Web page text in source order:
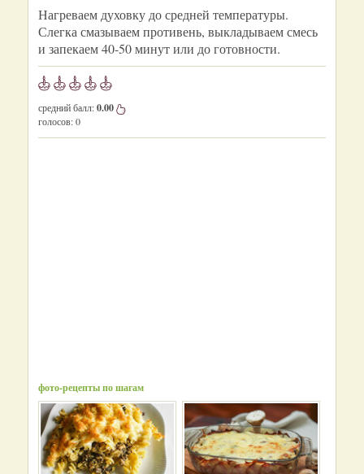
Нагреваем духовку до средней температуры.
Слегка смазываем противень, выкладываем смесь
и запекаем 40-50 минут или до готовности.
средний балл:0.00
голосов:0
фото-рецепты по шагам